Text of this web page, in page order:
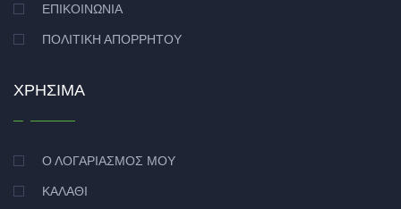
ΕΠΙΚΟΙΝΩΝΊΑ
ΠΟΛΙΤΙΚΉ ΑΠΟΡΡΉΤΟΥ
ΧΡΉΣΙΜΑ
Ο ΛΟΓΑΡΙΑΣΜΌΣ ΜΟΥ
ΚΑΛΆΘΙ